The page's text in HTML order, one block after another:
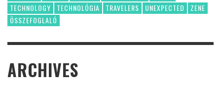
TECHNOLOGY
TECHNOLÓGIA TRAVELERS UNEXPECTED
ZENE
ÖSSZEFOGLALÓ
ARCHIVES